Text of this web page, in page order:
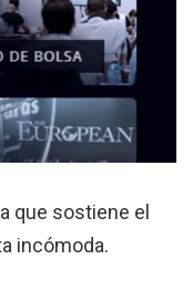
que sostiene el
incómoda.